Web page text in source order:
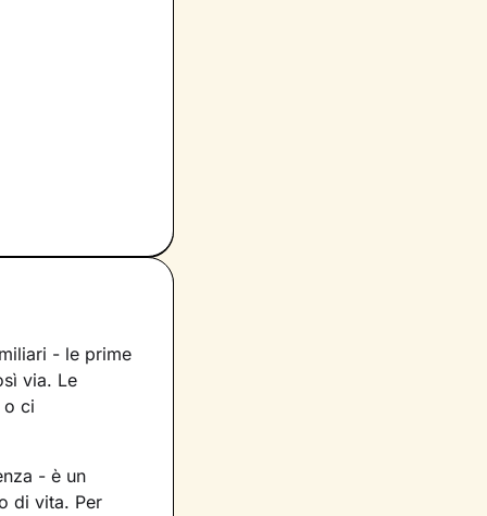
- le prime
via. Le
o ci
- è un
di vita. Per